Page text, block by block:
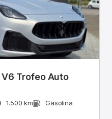
Trofeo Auto
1.500 km
Gasolina